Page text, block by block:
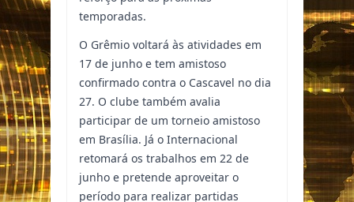
temporadas.
O Grêmio voltará às atividades em
17 de junho e tem amistoso
confirmado contra o Cascavel no dia
27. O clube também avalia
participar de um torneio amistoso
em Brasília. Já o Internacional
retomará os trabalhos em 22 de
junho e pretende aproveitar o
período para realizar partidas